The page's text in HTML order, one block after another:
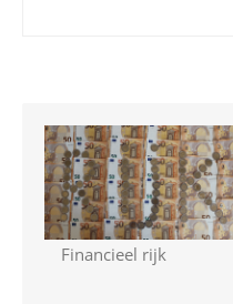
Financieel rijk